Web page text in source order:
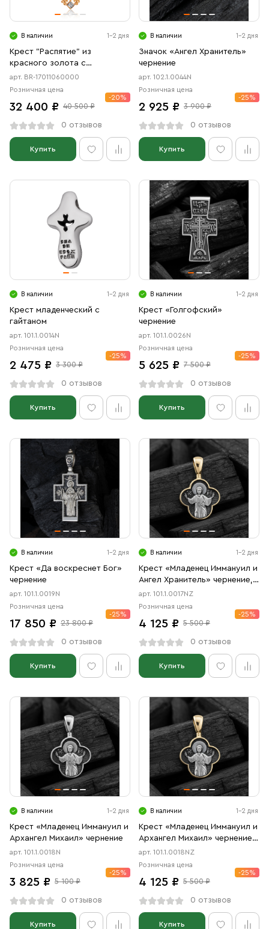
Ювелирные изделия
В наличии 1-2 дня
Крест "Распятие" из
красного золота с
фианитами
арт. BR-17011060000
Розничная цена
32 400 ₽ 40 500 ₽
-20%
0 отзывов
Купить
В наличии 1-2 дня
Значок «Ангел Хранитель»
чернение
арт. 102.1.0044N
Розничная цена
2 925 ₽ 3 900 ₽
-25%
0 отзывов
Купить
В наличии 1-2 дня
Крест младенческий с
гайтаном
арт. 101.1.0014N
Розничная цена
2 475 ₽ 3 300 ₽
-25%
0 отзывов
Купить
В наличии 1-2 дня
Крест «Голгофский»
чернение
арт. 101.1.0026N
Розничная цена
5 625 ₽ 7 500 ₽
-25%
0 отзывов
Купить
В наличии 1-2 дня
Крест «Да воскреснет Бог»
чернение
арт. 101.1.0019N
Розничная цена
17 850 ₽ 23 800 ₽
-25%
0 отзывов
Купить
В наличии 1-2 дня
Крест «Младенец Иммануил и
Ангел Хранитель» чернение,
позолота
арт. 101.1.0017NZ
Розничная цена
4 125 ₽ 5 500 ₽
-25%
0 отзывов
Купить
В наличии 1-2 дня
Крест «Младенец Иммануил и
Архангел Михаил» чернение
арт. 101.1.0018N
Розничная цена
3 825 ₽ 5 100 ₽
-25%
0 отзывов
Купить
В наличии 1-2 дня
Крест «Младенец Иммануил и
Архангел Михаил» чернение,
позолота
арт. 101.1.0018NZ
Розничная цена
4 125 ₽ 5 500 ₽
-25%
0 отзывов
Купить